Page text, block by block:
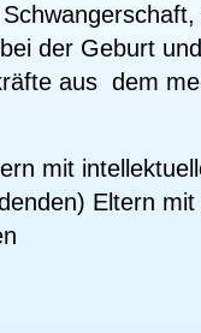
der Geburt
aus dem
mit
Eltern mit